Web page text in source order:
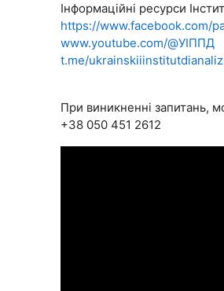
Інформаційні ресурси
https://www.facebook.com/
www.youtube.com/@УІППД
t.me/
При виникненні запитань,
+38 050 451 2612